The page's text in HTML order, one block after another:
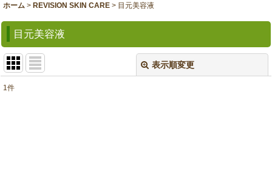
ホーム > REVISION SKIN CARE > 目元美容液
目元美容液
表示順変更
1件